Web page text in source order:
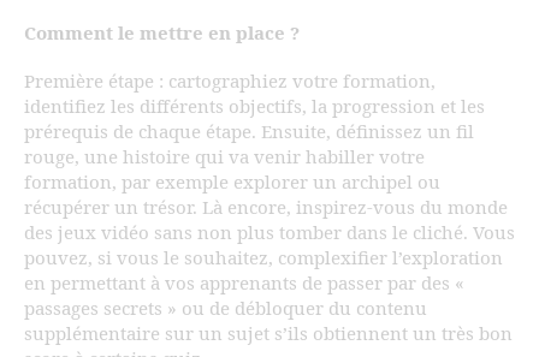
Comment le mettre en place ?
Première étape : cartographiez votre formation,
identifiez les différents objectifs, la progression et les
prérequis de chaque étape. Ensuite, définissez un fil
rouge, une histoire qui va venir habiller votre
formation, par exemple explorer un archipel ou
récupérer un trésor. Là encore, inspirez-vous du monde
des jeux vidéo sans non plus tomber dans le cliché. Vous
pouvez, si vous le souhaitez, complexifier l’exploration
en permettant à vos apprenants de passer par des «
passages secrets » ou de débloquer du contenu
supplémentaire sur un sujet s’ils obtiennent un très bon